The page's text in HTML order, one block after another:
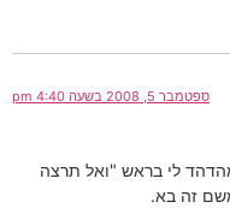
ספטמבר 5, 2008 בשעה 4:40 pm
לי בראש "ואל תרצה
זה בא.